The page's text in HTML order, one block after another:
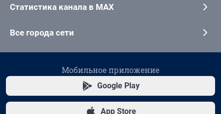
Статистика канала в MAX
Все города сети
Мобильное приложение
Google Play
App Store